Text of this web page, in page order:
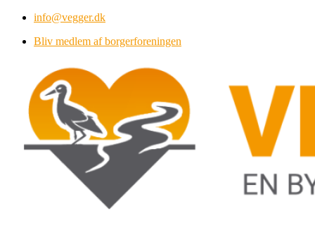
Videre
indhold
info@vegger.dk
Bliv medlem af borgerforeningen